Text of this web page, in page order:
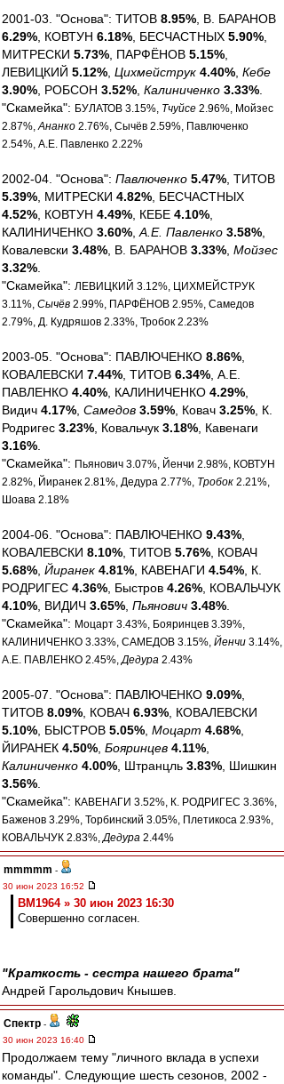
2001-03. "Основа": ТИТОВ 8.95% , В. БАРАНОВ
6.29% , КОВТУН 6.18% , БЕСЧАСТНЫХ 5.90%
МИТРЕСКИ 5.73% , ПАРФЁНОВ 5.15%
ЛЕВИЦКИЙ 5.12% Цихмейструк 4.40% Кебе
3.90% , РОБСОН 3.52% Калиниченко 3.33%
"Скамейка": БУЛАТОВ 3.15%, Тчуйсе 2.96%, Мойзес
2.87%,Ананко 2.76%, Сычёв 2.59%, Павлюченко
2.54%, А.Е. Павленко 2.22%
2002-04. "Основа": Павлюченко 5.47% , ТИТОВ
5.39% , МИТРЕСКИ 4.82% , БЕСЧАСТНЫХ
4.52% , КОВТУН 4.49% , КЕБЕ 4.10%
КАЛИНИЧЕНКО 3.60% А.Е. Павленко 3.58%
Ковалевски 3.48% , В. БАРАНОВ 3.33% Мойзес
3.32%
"Скамейка": ЛЕВИЦКИЙ 3.12%, ЦИХМЕЙСТРУК
3.11%, Сычёв 2.99%, ПАРФЁНОВ 2.95%, Самедов
2.79%, Д. Кудряшов 2.33%, Тробок 2.23%
2003-05. "Основа": ПАВЛЮЧЕНКО 8.86%
КОВАЛЕВСКИ 7.44% , ТИТОВ 6.34% , А.Е.
ПАВЛЕНКО 4.40% , КАЛИНИЧЕНКО 4.29%
Видич 4.17% Самедов 3.59% , Ковач 3.25% , К.
Родригес 3.23% , Ковальчук 3.18% , Кавенаги
3.16%
"Скамейка": Пьянович 3.07%, Йенчи 2.98%, КОВТУН
2.82%, Йиранек 2.81%, Дедура 2.77%, Тробок 2.21%,
Шоава 2.18%
2004-06. "Основа": ПАВЛЮЧЕНКО 9.43%
КОВАЛЕВСКИ 8.10% , ТИТОВ 5.76% , КОВАЧ
5.68% Йиранек 4.81% , КАВЕНАГИ 4.54% , К.
РОДРИГЕС 4.36% , Быстров 4.26% , КОВАЛЬЧУК
4.10% , ВИДИЧ 3.65% Пьянович 3.48%
"Скамейка": Моцарт 3.43%, Бояринцев 3.39%,
КАЛИНИЧЕНКО 3.33%, САМЕДОВ 3.15%, Йенчи 3.14%,
А.Е. ПАВЛЕНКО 2.45%,Дедура 2.43%
2005-07. "Основа": ПАВЛЮЧЕНКО 9.09%
ТИТОВ 8.09% , КОВАЧ 6.93% , КОВАЛЕВСКИ
5.10% , БЫСТРОВ 5.05% Моцарт 4.68%
ЙИРАНЕК 4.50% Бояринцев 4.11%
Калиниченко 4.00% , Штранцль 3.83% , Шишкин
3.56%
"Скамейка": КАВЕНАГИ 3.52%, К. РОДРИГЕС 3.36%,
Баженов 3.29%, Торбинский 3.05%, Плетикоса 2.93%,
КОВАЛЬЧУК 2.83%,Дедура 2.44%
mmmmm -
30 июн 2023 16:52
BM1964 » 30 июн 2023 16:30
Совершенно согласен.
"Краткость - сестра нашего брата"
Андрей Гарольдович Кнышев.
Спектр -
30 июн 2023 16:40
Продолжаем тему "личного вклада в успехи
команды". Следующие шесть сезонов, 2002 -